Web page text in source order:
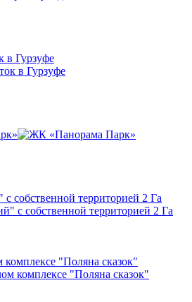
в Гурзуфе
собственной территорией 2 Га
"Поляна сказок"